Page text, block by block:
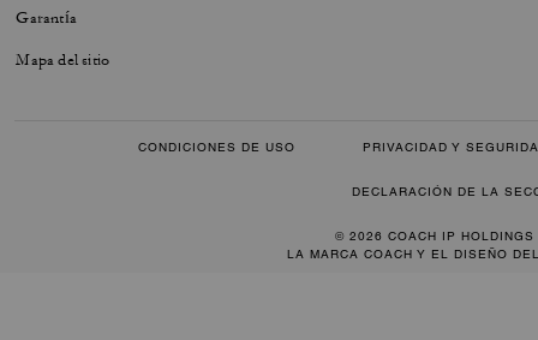
Garantía
Mapa del sitio
CONDICIONES DE USO PRIVACIDAD Y
DECLARACIÓN DE LA
© 2026 COACH IP HOLDINGS
LA MARCA COACH Y EL DISEÑO